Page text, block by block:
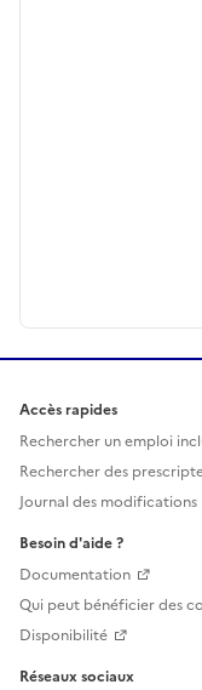
Accès rapides
Rechercher un emploi
Rechercher des
Journal des modifications
Besoin d'aide ?
Documentation
Qui peut bénéficier des
Disponibilité
Réseaux sociaux